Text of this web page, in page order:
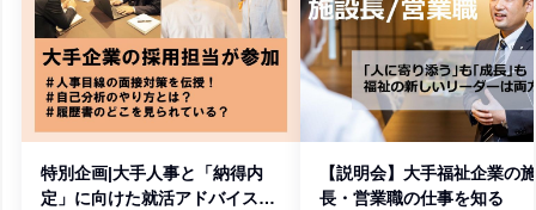
特別企画|大手人事と「納得内
定」に向けた就活アドバイス面
【説明会】大手福祉企業の
長・営業職の仕事を知る